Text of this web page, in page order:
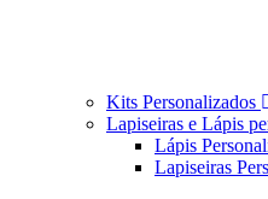
Kits Personalizados
Lapiseiras e Lápis
Lápis
Lapiseiras